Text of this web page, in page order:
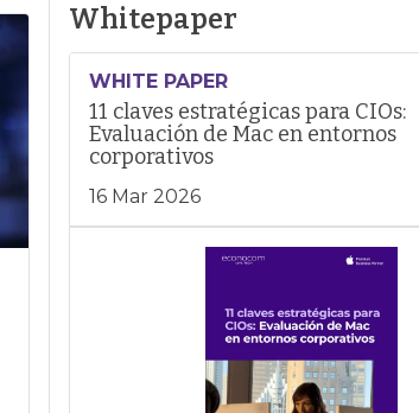
Whitepaper
WHITE PAPER
11 claves estratégicas para CIOs:
Evaluación de Mac en entornos
corporativos
16 Mar 2026